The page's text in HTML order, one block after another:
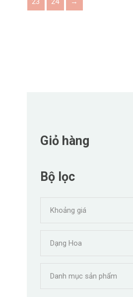
Giỏ hàng
Bộ lọc